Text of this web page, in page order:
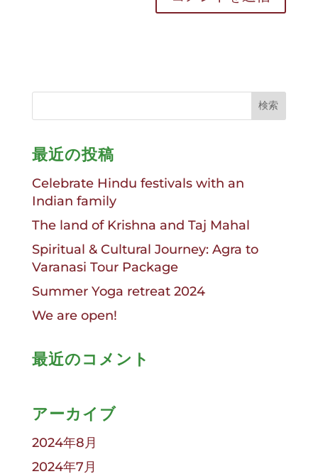
最近の投稿
Celebrate Hindu festivals with an
Indian family
The land of Krishna and Taj Mahal
Spiritual & Cultural Journey: Agra to
Varanasi Tour Package
Summer Yoga retreat 2024
We are open!
最近のコメント
アーカイブ
2024年8月
2024年7月